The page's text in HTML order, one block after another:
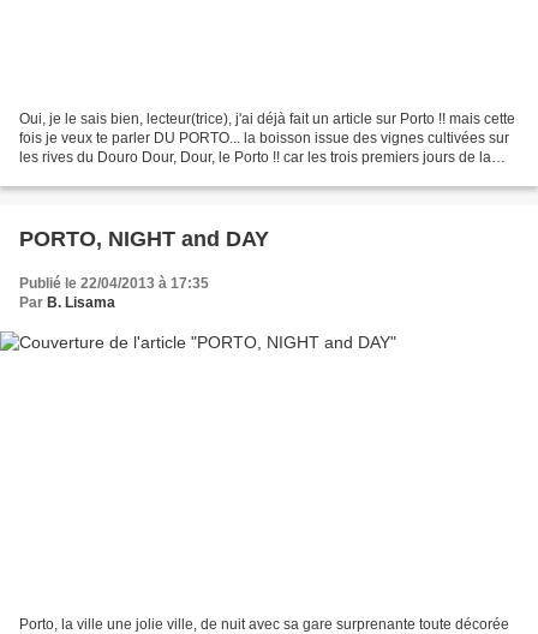
Oui, je le sais bien, lecteur(trice), j'ai déjà fait un article sur Porto !! mais cette
fois je veux te parler DU PORTO... la boisson issue des vignes cultivées sur
les rives du Douro Dour, Dour, le Porto !! car les trois premiers jours de la
PORTO, NIGHT and DAY
Publié le 22/04/2013 à 17:35
Par B. Lisama
Porto, la ville une jolie ville, de nuit avec sa gare surprenante toute décorée